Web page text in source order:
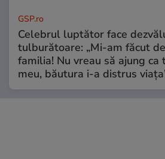
GSP.ro
Celebrul luptător face
tulburătoare: „Mi-am făcut
familia! Nu vreau să ajung ca
meu, băutura i-a distrus